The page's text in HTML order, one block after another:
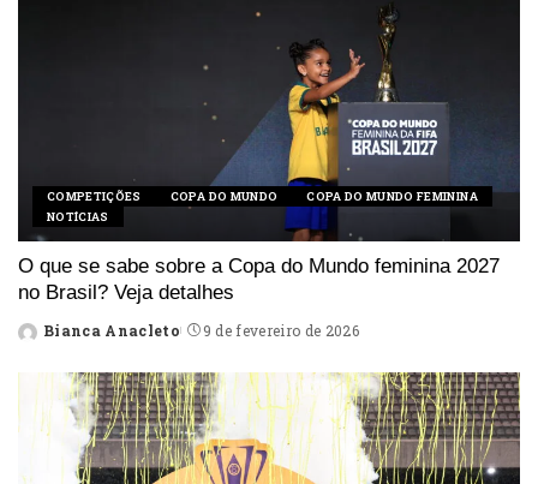
COMPETIÇÕES COPA DO MUNDO
COPA DO MUNDO FEMININA
NOTÍCIAS
O que se sabe sobre a Copa do Mundo feminina 2027
no Brasil? Veja detalhes
Posted
Bianca Anacleto 9 de fevereiro de 2026